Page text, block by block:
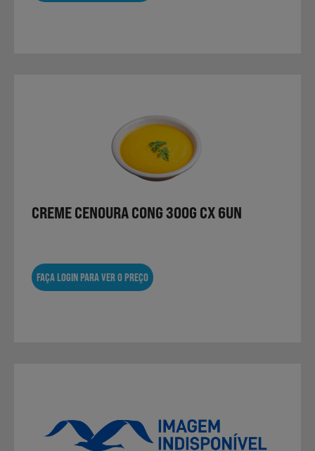
CREME CENOURA CONG 300G CX 6UN
FAÇA LOGIN PARA VER O PREÇO